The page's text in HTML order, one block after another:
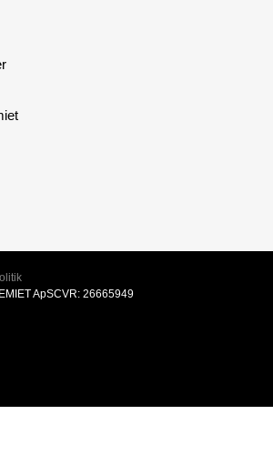
ApSCVR: 26665949